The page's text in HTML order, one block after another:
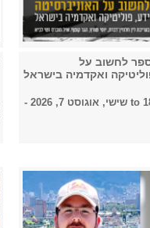
לחשוב על
ואקדמיה בישראל
שישי, אוגוסט 7, 2026 -